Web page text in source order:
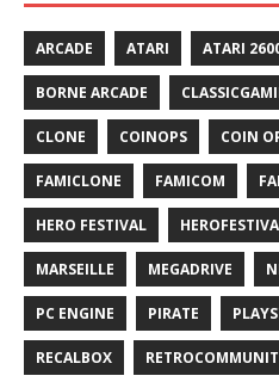
ARCADE ATARI ATARI
BORNE ARCADE
CLONE COINOPS COIN
FAMICLONE FAMICOM
HERO FESTIVAL
MARSEILLE MEGADRIVE
PC ENGINE PIRATE
RECALBOX